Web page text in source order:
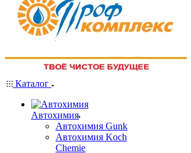
Каталог
Автохимия
Автохимия Gunk
Автохимия Koch
Chemie